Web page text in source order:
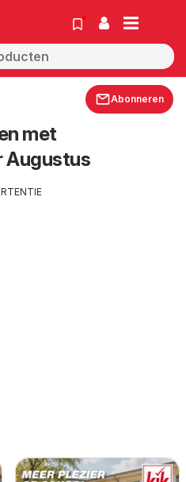
Abonneren
met
Augustus